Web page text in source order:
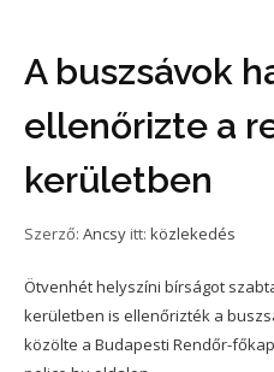
A buszsávok
ellenőrizte a
kerületben
Szerző: Ancsy itt: közlekedés
Ötvenhét helyszíni bírságot
kerületben is ellenőrizték a
közölte a Budapesti Rendőr-